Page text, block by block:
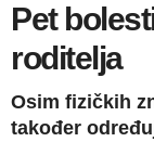
Pet
roditelja
Osim fizičkih
također